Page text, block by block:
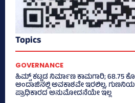
Topics
GOVERNANCE
ಹಿಮ್ಸ್‌ ಕಟ್ಟಡ ನಿರ್ಮಾಣ ಕಾಮಗಾರಿ; 68.75
ಅಂದಾಜಿನಲ್ಲಿ ಅವಕಾಶವೇ ಇರಲಿಲ್ಲ,
ಪ್ರಾಧಿಕಾರದ ಅನುಮೋದನೆಯೇ ಇಲ್ಲ